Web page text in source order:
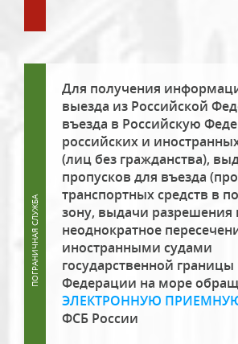
Для получения
выезда из Российской
въезда в Российскую
российских и
(лиц без гражданства),
пропусков для въезда
транспортных средств в
зону, выдачи разрешения
неоднократное
иностранными судами
государственной
Федерации на море
ЭЛЕКТРОННУЮ
ФСБ России